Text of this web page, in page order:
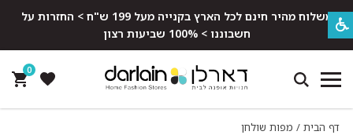
משלוח מהיר חינם לכל הארץ בקנייה מעל 199 ש"ח > החזרות על
חשבוננו > 100% שביעות רצון
0
דף הבית / מפות שולחן